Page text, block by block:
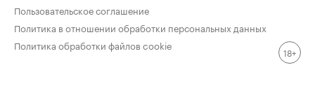
Пользовательское соглашение
Политика в отношении обработки персональных данных
Политика обработки файлов cookie
18+